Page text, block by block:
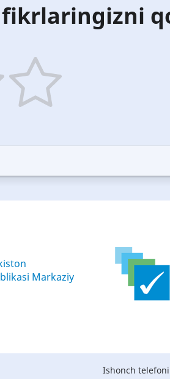
Markaziy
Ishonch telefoni